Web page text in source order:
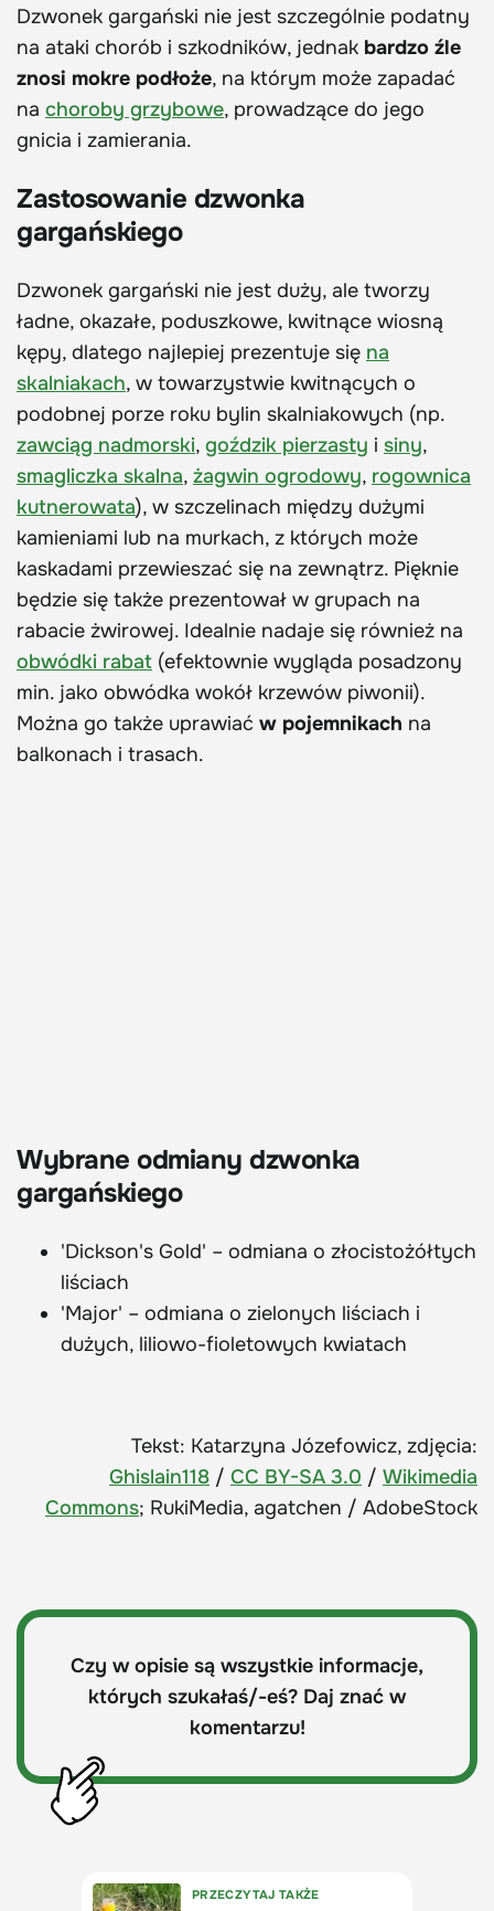
Dzwonek gargański nie jest szczególnie podatny
na ataki chorób i szkodników, jednak bardzo źle
znosi mokre podłoże, na którym może zapadać
na choroby grzybowe, prowadzące do jego
gnicia i zamierania.
Zastosowanie dzwonka
gargańskiego
Dzwonek gargański nie jest duży, ale tworzy
ładne, okazałe, poduszkowe, kwitnące wiosną
kępy, dlatego najlepiej prezentuje się na
skalniakach, w towarzystwie kwitnących o
podobnej porze roku bylin skalniakowych (np.
zawciąg nadmorski, goździk pierzasty i siny,
smagliczka skalna, żagwin ogrodowy, rogownica
kutnerowata), w szczelinach między dużymi
kamieniami lub na murkach, z których może
kaskadami przewieszać się na zewnątrz. Pięknie
będzie się także prezentował w grupach na
rabacie żwirowej. Idealnie nadaje się również na
obwódki rabat (efektownie wygląda posadzony
min. jako obwódka wokół krzewów piwonii).
Można go także uprawiać w pojemnikach na
balkonach i trasach.
Wybrane odmiany dzwonka
gargańskiego
'Dickson's Gold' – odmiana o złocistożółtych
liściach
'Major' – odmiana o zielonych liściach i
dużych, liliowo-fioletowych kwiatach
Tekst: Katarzyna Józefowicz, zdjęcia:
Ghislain118 / CC BY-SA 3.0 / Wikimedia
Commons; RukiMedia, agatchen / AdobeStock
Czy w opisie są wszystkie informacje,
których szukałaś/-eś? Daj znać w
komentarzu!